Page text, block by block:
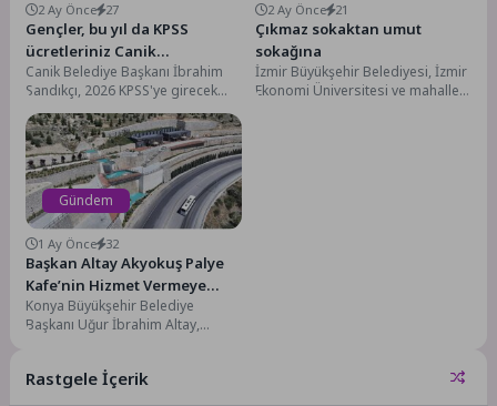
2 Ay Önce 27
Gençler, bu yıl da KPSS
ücretleriniz Canik
Belediyesi’nden!
Canik Belediye Başkanı İbrahim
Sandıkçı, 2026 KPSS'ye girecek
olan adayların sınav başvuru
ücretlerini karşılayacaklarını
söyledi. Canik...
2 Ay Önce 21
Çıkmaz sokaktan umut
sokağına
İzmir Büyükşehir Belediyesi, İzmir
Ekonomi Üniversitesi ve mahalle
Gündem
1 Ay Önce 32
Başkan Altay Akyokuş Palye
Kafe’nin Hizmet Vermeye
Başladığını Açıkladı
Konya Büyükşehir Belediye
Başkanı Uğur İbrahim Altay,
tamamladıkları Palye Kafe’nin...
Rastgele İçerik